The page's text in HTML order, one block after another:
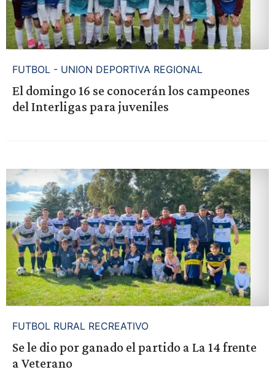
FUTBOL - UNION DEPORTIVA REGIONAL
El domingo 16 se conocerán los campeones
del Interligas para juveniles
FUTBOL RURAL RECREATIVO
Se le dio por ganado el partido a La 14 frente
a Veterano